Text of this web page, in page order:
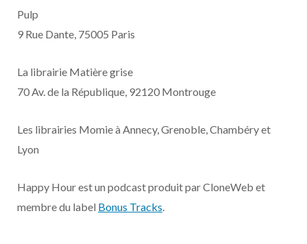
Pulp
9 Rue Dante, 75005 Paris
La librairie Matière grise
70 Av. de la République, 92120 Montrouge
Les librairies Momie à Annecy, Grenoble, Chambéry et
Lyon
Happy Hour est un podcast produit par CloneWeb et
membre du label Bonus Tracks.